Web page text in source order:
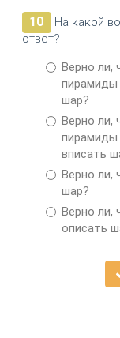
10
На какой
ответ?
Верно ли,
пирамиды
шар?
Верно ли,
пирамиды
вписать
Верно ли,
шар?
Верно ли,
описать